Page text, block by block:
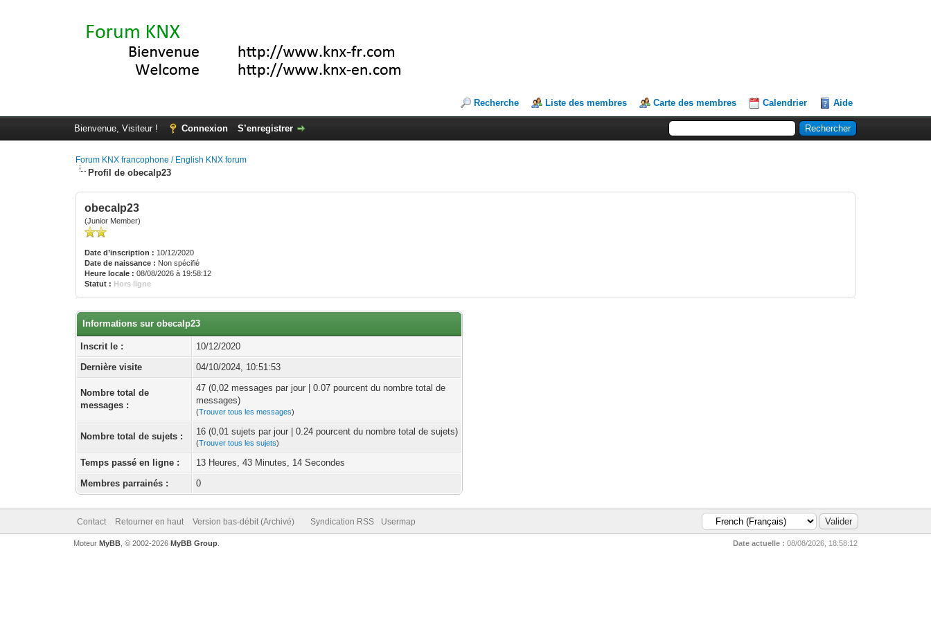
Recherche Liste des membres Carte des membres Calendrier Aide
Bienvenue, Visiteur ! Connexion S’enregistrer
Forum KNX francophone / English KNX forum
Profil de obecalp23
obecalp23
(Junior Member)
Date d’inscription : 10/12/2020
Date de naissance : Non spécifié
Heure locale : 08/08/2026 à 19:58:12
Statut : Hors ligne
Informations sur obecalp23
Inscrit le :
10/12/2020
Dernière visite
04/10/2024, 10:51:53
Nombre total de
messages :
47 (0,02 messages par jour | 0.07 pourcent du nombre total de
messages)
(Trouver tous les messages)
Nombre total de sujets : 16 (0,01 sujets par jour | 0.24 pourcent du nombre total de sujets)
(Trouver tous les sujets)
Temps passé en ligne :
13 Heures, 43 Minutes, 14 Secondes
Membres parrainés :
0
Contact Retourner en haut Version bas-débit (Archivé) Syndication RSS Usermap
Date actuelle : 08/08/2026, 18:58:12
Moteur MyBB, © 2002-2026 MyBB Group.